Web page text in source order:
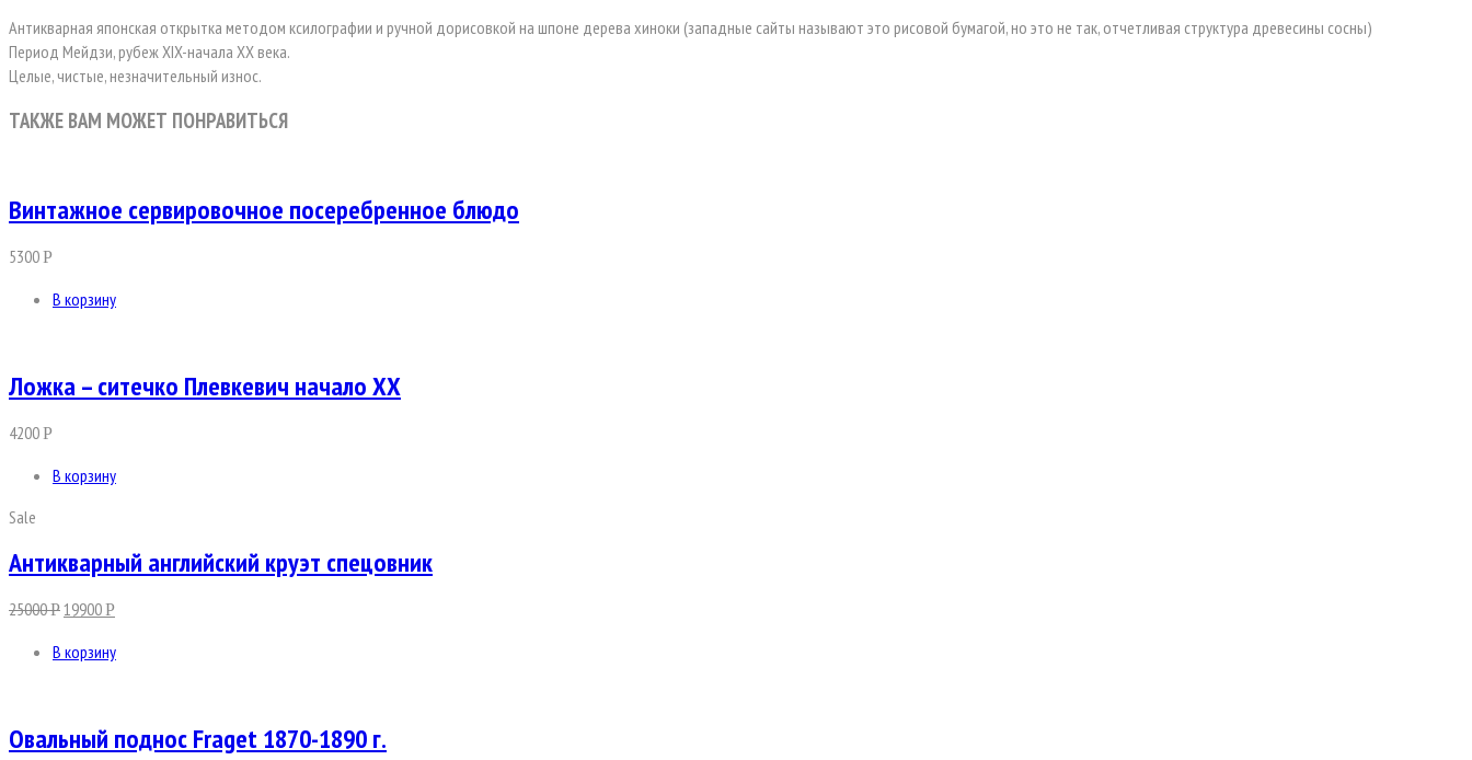
Антикварная японская открытка методом ксилографии и ручной дорисовкой на шпоне дерева хиноки (западные сайты называют это рисовой бумагой, но это не так, отчетливая структура древесины сосны)
Период Мейдзи, рубеж XIX-начала XX века.
Целые, чистые, незначительный износ.
ТАКЖЕ ВАМ МОЖЕТ ПОНРАВИТЬСЯ
Винтажное сервировочное посеребренное блюдо
5300Р
В корзину
Ложка – ситечко Плевкевич начало ХХ
4200Р
В корзину
Sale
Антикварный английский круэт спецовник
25000Р19900Р
В корзину
Овальный поднос Fraget 1870-1890 г.